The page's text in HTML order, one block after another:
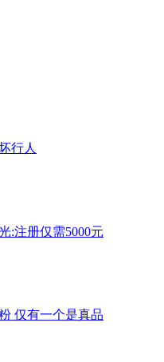
行人
:注册仅需5000元
仅有一个是真品